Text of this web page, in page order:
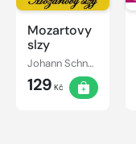
Mozartovy
slzy
Johann Schneider
129 Kč